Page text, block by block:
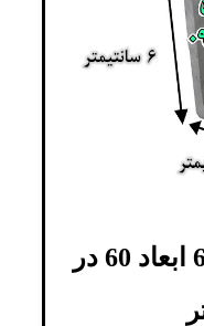
قیمت و خرید نبشی 6 ابعاد 60 در